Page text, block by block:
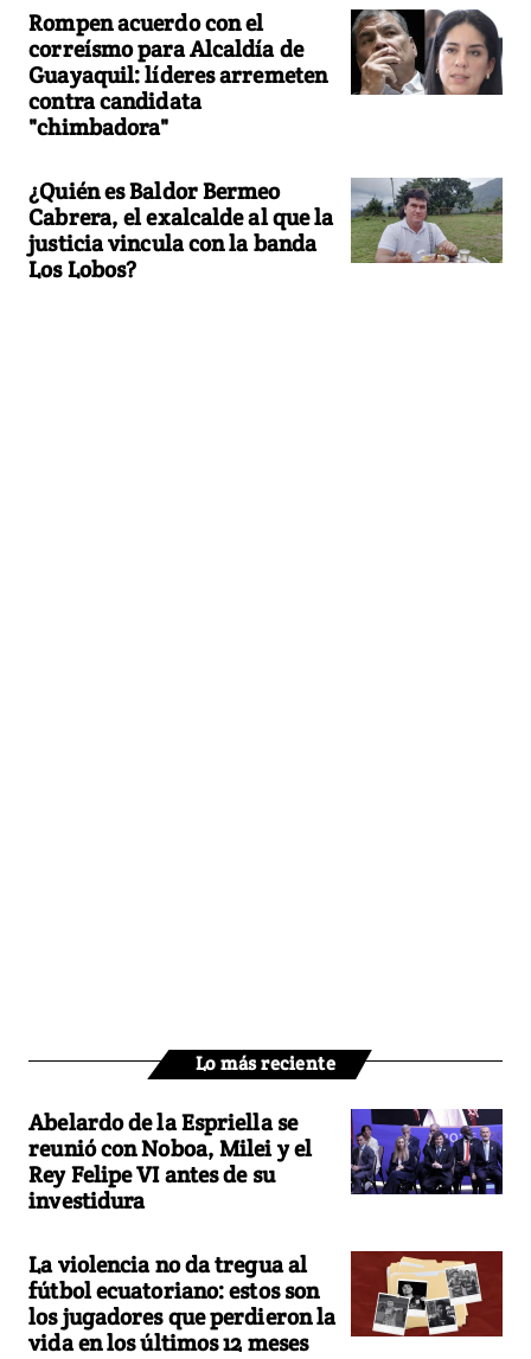
Rompen acuerdo con el
correísmo para Alcaldía de
Guayaquil: líderes arremeten
contra candidata
"chimbadora"
¿Quién es Baldor Bermeo
Cabrera, el exalcalde al que la
justicia vincula con la banda
Los Lobos?
Lo más reciente
Abelardo de la Espriella se
reunió con Noboa, Milei y el
Rey Felipe VI antes de su
investidura
La violencia no da tregua al
fútbol ecuatoriano: estos son
los jugadores que perdieron la
vida en los últimos 12 meses